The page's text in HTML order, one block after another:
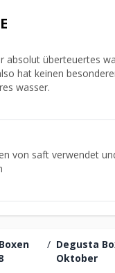
/ Degusta
Oktober
absolut überteuertes
hat keinen
wasser.
von saft verwendet